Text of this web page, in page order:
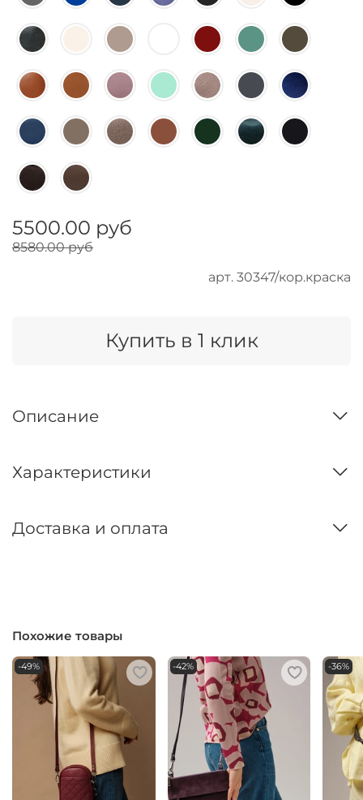
арт. 30347/кор.краска
5500.00 руб
8580.00 руб
Купить в 1 клик
Описание
Характеристики
Доставка и оплата
Похожие товары
-49% -42% -36%